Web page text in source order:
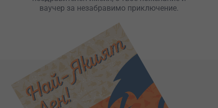
ваучер за незабравимо приключение.